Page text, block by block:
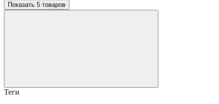
Показать 5 товаров
Теги